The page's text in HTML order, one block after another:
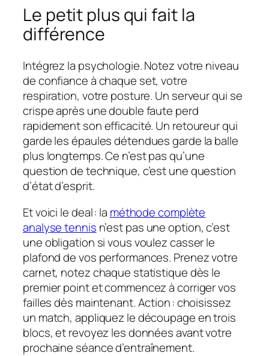
Le petit plus qui fait la
différence
Intégrez la psychologie. Notez votre niveau
de confiance à chaque set, votre
respiration, votre posture. Un serveur qui se
crispe après une double faute perd
rapidement son efficacité. Un retoureur qui
garde les épaules détendues garde la balle
plus longtemps. Ce n’est pas qu’une
question de technique, c’est une question
d’état d’esprit.
Et voici le deal : la méthode complète
analyse tennis n’est pas une option, c’est
une obligation si vous voulez casser le
plafond de vos performances. Prenez votre
carnet, notez chaque statistique dès le
premier point et commencez à corriger vos
failles dès maintenant. Action : choisissez
un match, appliquez le découpage en trois
blocs, et revoyez les données avant votre
prochaine séance d’entraînement.